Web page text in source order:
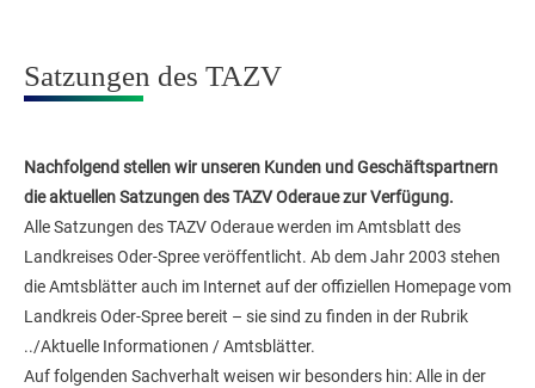
Satzungen des TAZV
Nachfolgend stellen wir unseren Kunden und Geschäftspartnern
die aktuellen Satzungen des TAZV Oderaue zur Verfügung.
Alle Satzungen des TAZV Oderaue werden im Amtsblatt des
Landkreises Oder-Spree veröffentlicht. Ab dem Jahr 2003 stehen
die Amtsblätter auch im Internet auf der offiziellen Homepage vom
Landkreis Oder-Spree bereit – sie sind zu finden in der Rubrik
../Aktuelle Informationen / Amtsblätter.
Auf folgenden Sachverhalt weisen wir besonders hin: Alle in der